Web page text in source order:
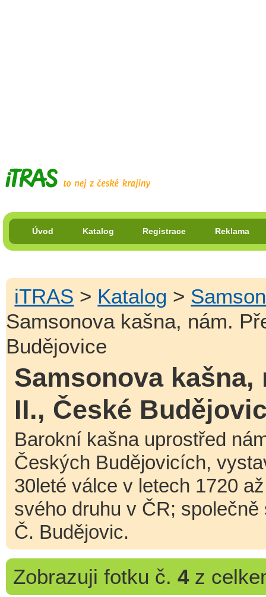
Úvod Katalog Registrace Reklama
iTRAS > Katalog >
Samsonova kašna, nám.
Budějovice
Samsonova
II., České
Barokní kašna uprostřed
Českých Budějovicích,
30leté válce v letech 1720
svého druhu v ČR;
Č. Budějovic.
Zobrazuji fotku č. 4z